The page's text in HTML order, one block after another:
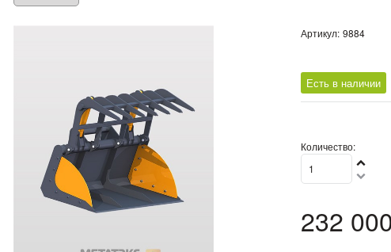
Артикул: 9884
Есть в наличии
Количество:
232